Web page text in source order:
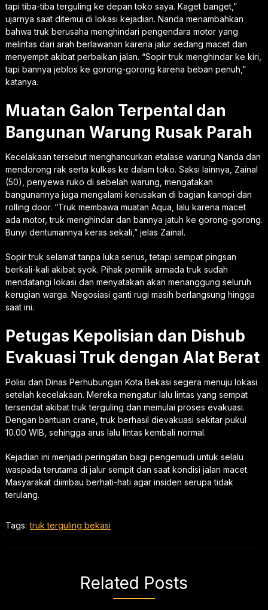
tapi tiba-tiba terguling ke depan toko saya. Kaget banget,”
ujarnya saat ditemui di lokasi kejadian. Nanda menambahkan
bahwa truk berusaha menghindari pengendara motor yang
melintas dari arah berlawanan karena jalur sedang macet dan
menyempit akibat perbaikan jalan. “Sopir truk menghindar ke kiri,
tapi bannya jeblos ke gorong-gorong karena beban penuh,”
katanya.
Muatan Galon Terpental dan
Bangunan Warung Rusak Parah
Kecelakaan tersebut menghancurkan etalase warung Nanda dan
mendorong rak serta kulkas ke dalam toko. Saksi lainnya, Zainal
(50), penyewa ruko di sebelah warung, mengatakan
bangunannya juga mengalami kerusakan di bagian kanopi dan
rolling door. “Truk membawa muatan Aqua, lalu karena macet
ada motor, truk menghindar dan bannya jatuh ke gorong-gorong.
Bunyi dentumannya keras sekali,” jelas Zainal.
Sopir truk selamat tanpa luka serius, tetapi sempat pingsan
berkali-kali akibat syok. Pihak pemilik armada truk sudah
mendatangi lokasi dan menyatakan akan menanggung seluruh
kerugian warga. Negosiasi ganti rugi masih berlangsung hingga
saat ini.
Petugas Kepolisian dan Dishub
Evakuasi Truk dengan Alat Berat
Polisi dan Dinas Perhubungan Kota Bekasi segera menuju lokasi
setelah kecelakaan. Mereka mengatur lalu lintas yang sempat
tersendat akibat truk terguling dan memulai proses evakuasi.
Dengan bantuan crane, truk berhasil dievakuasi sekitar pukul
10.00 WIB, sehingga arus lalu lintas kembali normal.
Kejadian ini menjadi peringatan bagi pengemudi untuk selalu
waspada terutama di jalur sempit dan saat kondisi jalan macet.
Masyarakat diimbau berhati-hati agar insiden serupa tidak
terulang.
Tags: truk terguling bekasi
Related Posts